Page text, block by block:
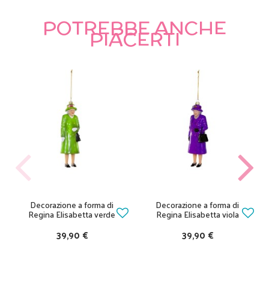
POTREBBE ANCHE
PIACERTI
Decorazione a forma di
Regina Elisabetta verde
39,90 €
Decorazione a forma di
Regina Elisabetta viola
39,90 €